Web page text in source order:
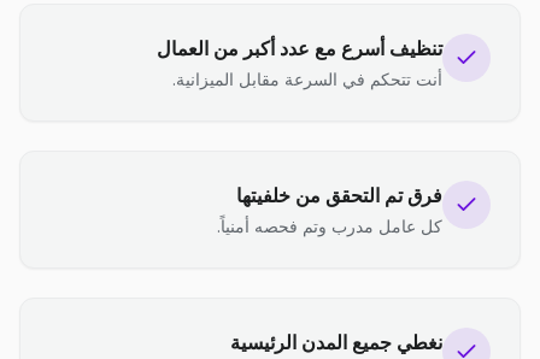
تنظيف أسرع مع عدد أكبر من العمال
أنت تتحكم في السرعة مقابل الميزانية.
فرق تم التحقق من خلفيتها
كل عامل مدرب وتم فحصه أمنياً.
نغطي جميع المدن الرئيسية